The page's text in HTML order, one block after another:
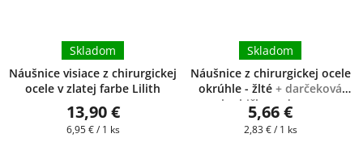
Náušnice visiace z chirurgickej
ocele v zlatej farbe Lilith
Skladom
13,90 €
Jednotková
6,95 € / 1 ks
Náušnice z chirurgickej ocele
okrúhle - žlté + darčeková
krabička zadarmo
Skladom
5,66 €
Jednotková
2,83 € / 1 ks